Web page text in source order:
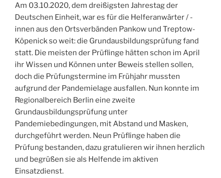
Am 03.10.2020, dem dreißigsten Jahrestag der
Deutschen Einheit, war es für die Helferanwärter / -
innen aus den Ortsverbänden Pankow und Treptow-
Köpenick so weit: die Grundausbildungsprüfung fand
statt. Die meisten der Prüflinge hätten schon im April
ihr Wissen und Können unter Beweis stellen sollen,
doch die Prüfungstermine im Frühjahr mussten
aufgrund der Pandemielage ausfallen. Nun konnte im
Regionalbereich Berlin eine zweite
Grundausbildungsprüfung unter
Pandemiebedingungen, mit Abstand und Masken,
durchgeführt werden. Neun Prüflinge haben die
Prüfung bestanden, dazu gratulieren wir ihnen herzlich
und begrüßen sie als Helfende im aktiven
Einsatzdienst.